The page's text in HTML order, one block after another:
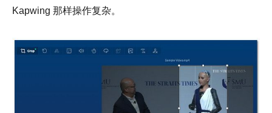
Kapwing 那样操作复杂。